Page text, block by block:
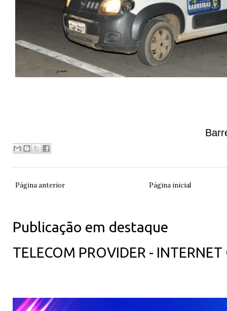
Página anterior Página inicial
Publicação em destaque
TELECOM PROVIDER -